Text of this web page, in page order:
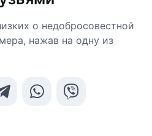
о недобросовестной
нажав на одну из